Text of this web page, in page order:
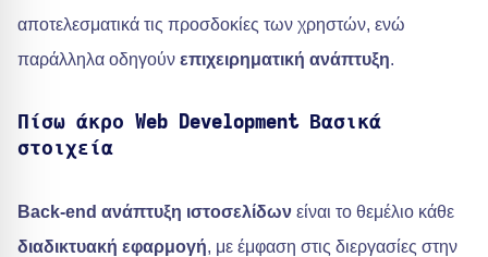
αποτελεσματικά τις προσδοκίες των χρηστών, ενώ
παράλληλα οδηγούν επιχειρηματική ανάπτυξη.
Πίσω άκρο Web Development Βασικά
στοιχεία
Back-end ανάπτυξη ιστοσελίδων είναι το θεμέλιο κάθε
διαδικτυακή εφαρμογή, με έμφαση στις διεργασίες στην